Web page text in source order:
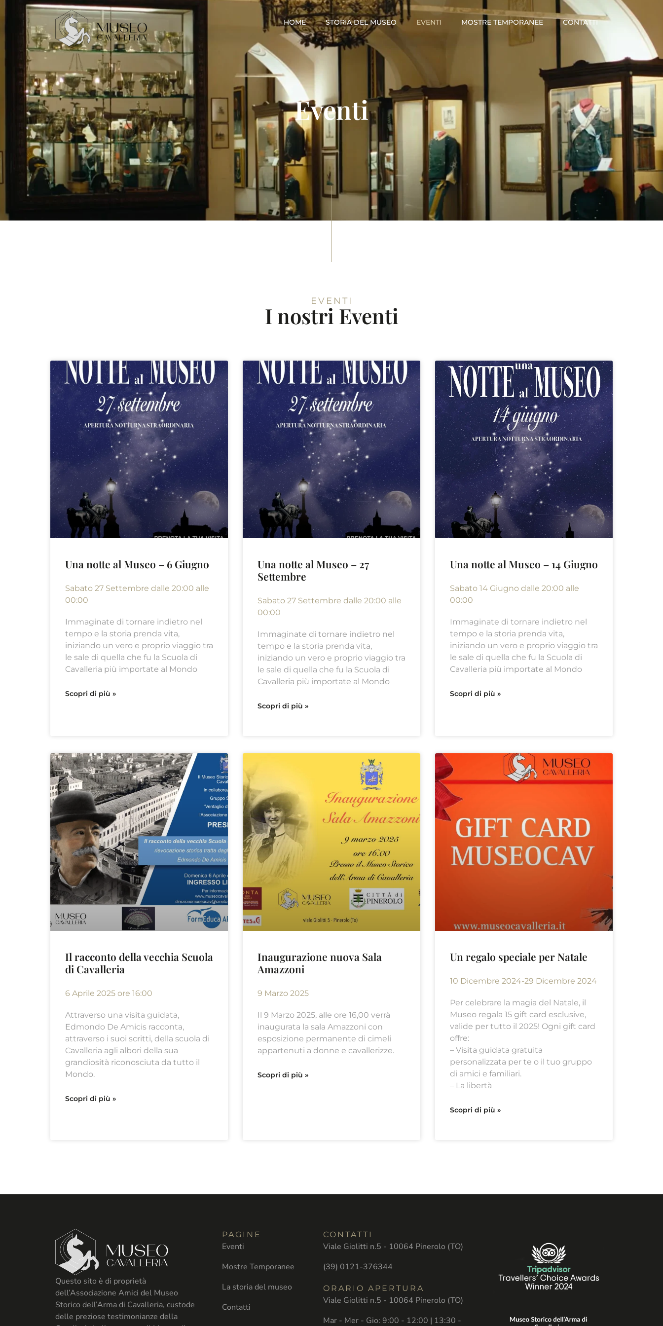
HOME STORIA DEL MUSEO EVENTI MOSTRE TEMPORANEE CONTATTI
Eventi
EVENTI
I nostri Eventi
Una notte al Museo – 6 Giugno
Sabato 27 Settembre dalle 20:00 alle
00:00
Immaginate di tornare indietro nel
tempo e la storia prenda vita,
iniziando un vero e proprio viaggio tra
le sale di quella che fu la Scuola di
Cavalleria più importate al Mondo
Scopri di più »
Una notte al Museo – 27
Settembre
Sabato 27 Settembre dalle 20:00 alle
00:00
Immaginate di tornare indietro nel
tempo e la storia prenda vita,
iniziando un vero e proprio viaggio tra
le sale di quella che fu la Scuola di
Cavalleria più importate al Mondo
Scopri di più »
Una notte al Museo – 14 Giugno
Sabato 14 Giugno dalle 20:00 alle
00:00
Immaginate di tornare indietro nel
tempo e la storia prenda vita,
iniziando un vero e proprio viaggio tra
le sale di quella che fu la Scuola di
Cavalleria più importate al Mondo
Scopri di più »
Il racconto della vecchia Scuola
di Cavalleria
6 Aprile 2025 ore 16:00
Attraverso una visita guidata,
Edmondo De Amicis racconta,
attraverso i suoi scritti, della scuola di
Cavalleria agli albori della sua
grandiosità riconosciuta da tutto il
Mondo.
Scopri di più »
Inaugurazione nuova Sala
Amazzoni
9 Marzo 2025
Il 9 Marzo 2025, alle ore 16,00 verrà
inaugurata la sala Amazzoni con
esposizione permanente di cimeli
appartenuti a donne e cavallerizze.
Scopri di più »
Un regalo speciale per Natale
10 Dicembre 2024-29 Dicembre 2024
Per celebrare la magia del Natale, il
Museo regala 15 gift card esclusive,
valide per tutto il 2025! Ogni gift card
offre:
– Visita guidata gratuita
personalizzata per te o il tuo gruppo
di amici e familiari.
– La libertà
Scopri di più »
Questo sito è di proprietà
dell’Associazione Amici del Museo
Storico dell’Arma di Cavalleria, custode
delle preziose testimonianze della
PAGINE
Eventi
Mostre Temporanee
La storia del museo
Contatti
CONTATTI
Viale Giolitti n.5 - 10064 Pinerolo (TO)
(39) 0121-376344
ORARIO APERTURA
Viale Giolitti n.5 - 10064 Pinerolo (TO)
Mar - Mer - Gio: 9:00 - 12:00 | 13:30 -